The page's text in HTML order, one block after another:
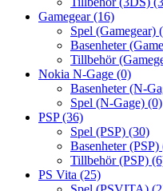
Gamegear(16)
Spel (Gamegear)
Basenheter
Tillbehör
Nokia N-Gage (0)
Basenheter (N-
Spel (N-Gage) (0)
PSP(36)
Spel (PSP) (30)
Basenheter (PSP)
Tillbehör (PSP)
PS Vita (25)